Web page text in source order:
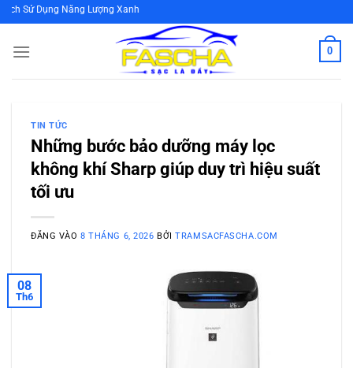
Bỏ
qua
nội
Năng Lượng Xanh
0
TIN TỨC
Những bước bảo dưỡng máy lọc
không khí Sharp giúp duy trì hiệu suất
tối ưu
ĐĂNG VÀO8 THÁNG 6, 2026 BỞITRAMSACFASCHA.COM
08
Th6